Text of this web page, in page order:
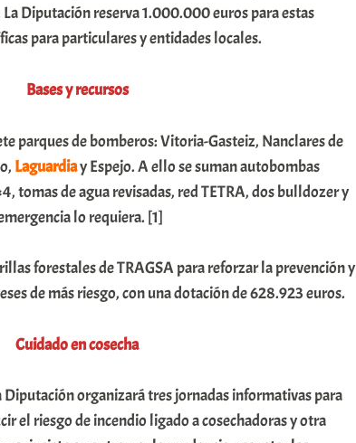
Diputación reserva 1.000.000 euros para estas
para particulares y entidades locales.
Bases y recursos
parques de bomberos: Vitoria-Gasteiz, Nanclares de
Laguardiay Espejo. A ello se suman autobombas
tomas de agua revisadas, red TETRA, dos bulldozer y
lo requiera. [1]
forestales de TRAGSA para reforzar la prevención y
de más riesgo, con una dotación de 628.923 euros.
Cuidado en cosecha
Diputación organizará tres jornadas informativas para
el riesgo de incendio ligado a cosechadoras y otra